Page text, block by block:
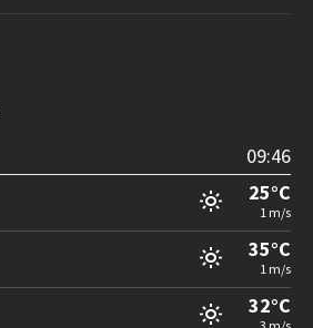
09:46
25°C
1 m/s
35°C
1 m/s
32°C